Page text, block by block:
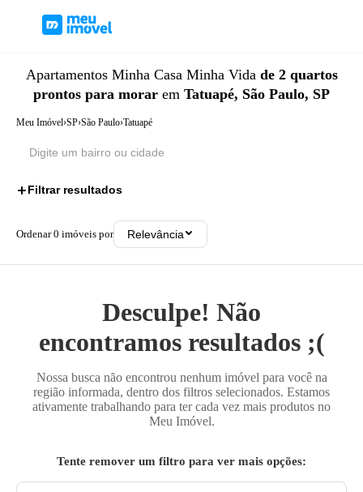
Apartamentos Minha Casa Minha Vida de 2 quartos
prontos para morar em Tatuapé, São Paulo, SP
Meu Imóvel›SP›São Paulo›Tatuapé
Filtrar resultados
Ordenar0 imóveis por Relevância
Desculpe! Não
encontramos resultados ;(
Nossa busca não encontrou nenhum imóvel para você na
região informada, dentro dos filtros selecionados. Estamos
ativamente trabalhando para ter cada vez mais produtos no
Meu Imóvel.
Tente remover um filtro para ver mais opções: